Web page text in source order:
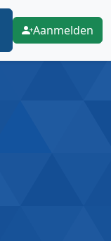
Aanmelden